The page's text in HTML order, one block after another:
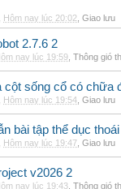
Hôm nay lúc 20:02 Giao lưu
2.7.6 2
nay lúc 19:59 Thông gió
cột sống cổ có
Hôm nay lúc 19:54 Giao lưu
bài tập thể dục
Hôm nay lúc 19:47 Giao lưu
v2026 2
nay lúc 19:43 Thông gió